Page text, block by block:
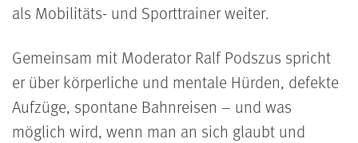
als Mobilitäts- und Sporttrainer weiter.
Gemeinsam mit Moderator Ralf Podszus spricht
er über körperliche und mentale Hürden, defekte
Aufzüge, spontane Bahnreisen – und was
möglich wird, wenn man an sich glaubt und